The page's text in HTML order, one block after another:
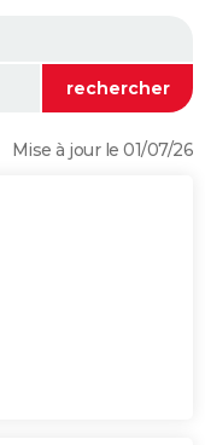
Mise à jour le 01/07/26